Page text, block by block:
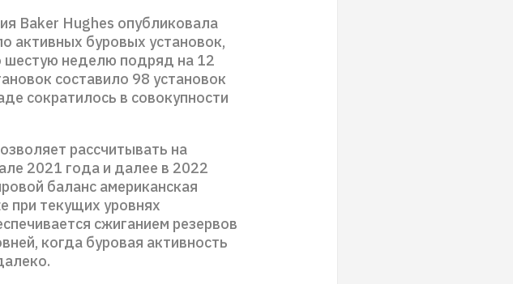
Baker Hughes опубликовала
активных буровых установок,
неделю подряд на 12
составило 98 установок
сократилось в совокупности
рассчитывать на
2021 года и далее в 2022
баланс американская
при текущих уровнях
сжиганием резервов
когда буровая активность